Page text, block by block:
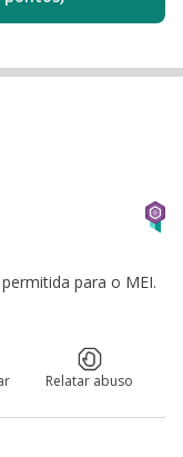
para o MEI.
Relatar abuso